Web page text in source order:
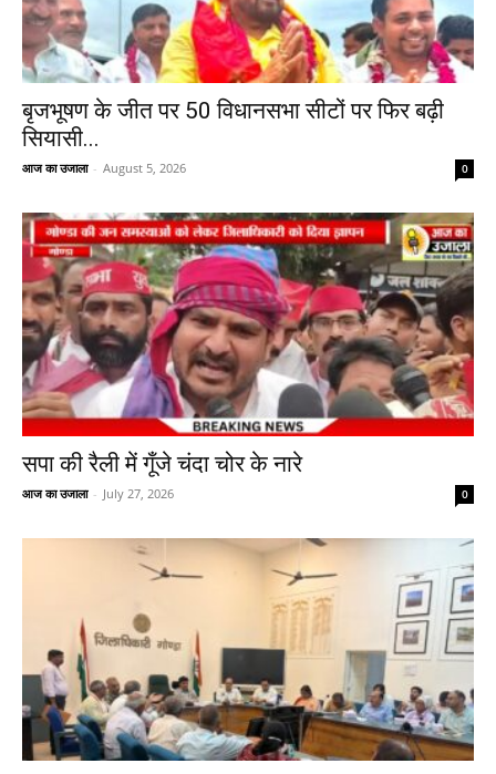
बृजभूषण के जीत पर 50 विधानसभा सीटों पर फिर बढ़ी
सियासी...
आज का उजाला - August 5, 2026 0
सपा की रैली में गूँजे चंदा चोर के नारे
आज का उजाला - July 27, 2026 0